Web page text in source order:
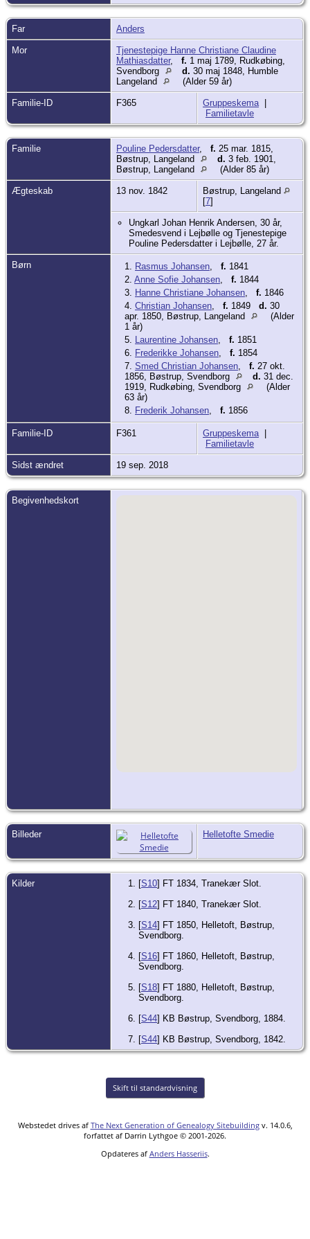
Far Anders
Mor
Tjenestepige Hanne Christiane Claudine
Mathiasdatter, f. 1 maj 1789, Rudkøbing,
Svendborg
d. 30 maj 1848, Humble
Langeland
(Alder 59 år)
Familie-ID F365 Gruppeskema|
Familietavle
Familie Pouline Pedersdatter, f. 25 mar. 1815,
Bøstrup, Langeland
d. 3 feb. 1901,
Bøstrup, Langeland
(Alder 85 år)
Ægteskab 13 nov. 1842
Bøstrup, Langeland
[7]
Ungkarl Johan Henrik Andersen, 30 år,
Smedesvend i Lejbølle og Tjenestepige
Pouline Pedersdatter i Lejbølle, 27 år.
Børn 1. Rasmus Johansen, f. 1841
2. Anne Sofie Johansen, f. 1844
3. Hanne Christiane Johansen, f. 1846
4. Christian Johansen, f. 1849 d. 30
apr. 1850, Bøstrup, Langeland
(Alder
1 år)
5. Laurentine Johansen, f. 1851
6. Frederikke Johansen, f. 1854
7. Smed Christian Johansen, f. 27 okt.
1856, Bøstrup, Svendborg
d. 31 dec.
1919, Rudkøbing, Svendborg
(Alder
63 år)
8. Frederik Johansen, f. 1856
Familie-ID F361 Gruppeskema|
Familietavle
Sidst ændret 19 sep. 2018
Begivenhedskort
Billeder Helletofte Smedie
Kilder [S10] FT 1834, Tranekær Slot.
[S12] FT 1840, Tranekær Slot.
[S14] FT 1850, Helletoft, Bøstrup,
Svendborg.
[S16] FT 1860, Helletoft, Bøstrup,
Svendborg.
[S18] FT 1880, Helletoft, Bøstrup,
Svendborg.
[S44] KB Bøstrup, Svendborg, 1884.
[S44] KB Bøstrup, Svendborg, 1842.
Skift til standardvisning
Webstedet drives af The Next Generation of Genealogy Sitebuildingv. 14.0.6,
forfattet af Darrin Lythgoe © 2001-2026.
Opdateres af Anders Hasseriis.